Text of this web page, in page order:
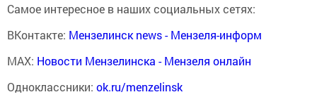
Самое интересное в наших социальных сетях:
ВКонтакте: Мензелинск news - Мензеля-информ
MAX: Новости Мензелинска - Мензеля онлайн
Одноклассники: ok.ru/menzelinsk